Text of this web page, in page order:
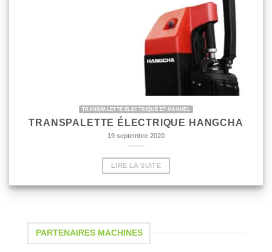
TRANSPALETTE ÉLECTRIQUE ET MANUEL
TRANSPALETTE ÉLECTRIQUE HANGCHA
19 septembre 2020
LIRE LA SUITE
PARTENAIRES MACHINES